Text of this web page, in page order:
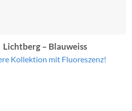
Lichtberg – Blauweiss
Kollektion mit Fluoreszenz!